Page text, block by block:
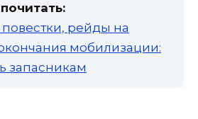
рейды на
мобилизации:
запасникам